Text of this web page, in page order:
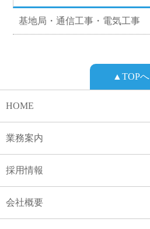
基地局・通信工事・電気工事
▲TOPへ
HOME
業務案内
採用情報
会社概要